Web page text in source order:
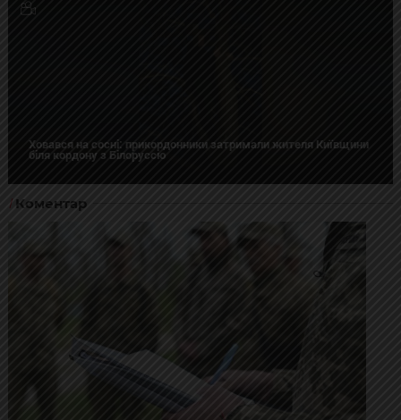
Ховався на сосні: прикордонники затримали жителя Київщини
біля кордону з Білоруссю
Коментар